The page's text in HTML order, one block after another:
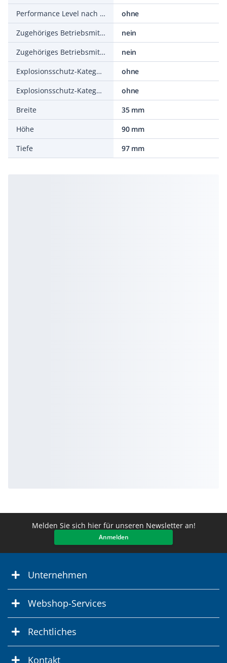
Performance Level nach EN ISO 13849-1
ohne
Zugehöriges Betriebsmittel (Ex ia)
nein
Zugehöriges Betriebsmittel (Ex ib)
nein
Explosionsschutz-Kategorie für Gas
ohne
Explosionsschutz-Kategorie für Staub
ohne
Breite
35 mm
Höhe
90 mm
Tiefe
97 mm
Melden Sie sich hier für unseren Newsletter an!
Anmelden
Unternehmen
Webshop-Services
Rechtliches
Kontakt